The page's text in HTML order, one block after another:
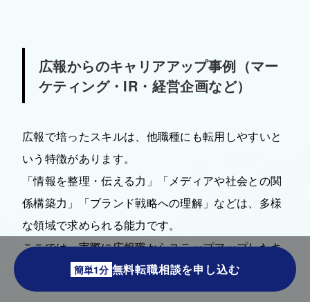
広報からのキャリアアップ事例（マー
ケティング・IR・経営企画など）
広報で培ったスキルは、他職種にも転用しやすいと
いう特徴があります。
「情報を整理・伝える力」「メディアや社会との関
係構築力」「ブランド戦略への理解」などは、多様
な領域で求められる能力です。
ここでは、実際に広報職からステップアップしたキ
ャリアの一例を紹介します。
簡単1分 無料転職相談を申し込む